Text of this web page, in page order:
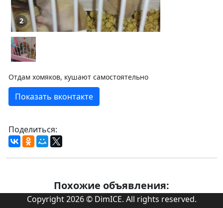
2
Отдам хомяков, кушают самостоятельно
Показать вконтакте
Поделиться:
Похожие объявления:
Copyright 2026 © DimICE. All rights reserved.